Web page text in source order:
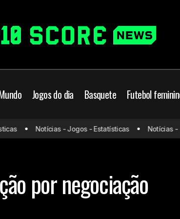
Jogos do dia Basquete Futebol
recebe notificação por negociação envolvendo
Notícias - Jogos - Estatísticas Notícias -
por negociação